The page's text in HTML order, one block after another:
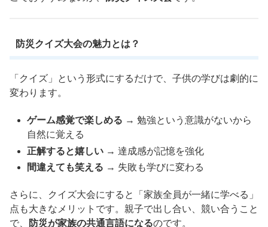
防災クイズ大会の魅力とは？
「クイズ」という形式にするだけで、子供の学びは劇的に
変わります。
ゲーム感覚で楽しめる → 勉強という意識がないから
自然に覚える
正解すると嬉しい → 達成感が記憶を強化
間違えても笑える → 失敗も学びに変わる
さらに、クイズ大会にすると「家族全員が一緒に学べる」
点も大きなメリットです。親子で出し合い、競い合うこと
で、
防災が家族の共通言語になるのです。